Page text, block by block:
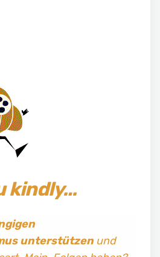
kindly…
unterstützenund